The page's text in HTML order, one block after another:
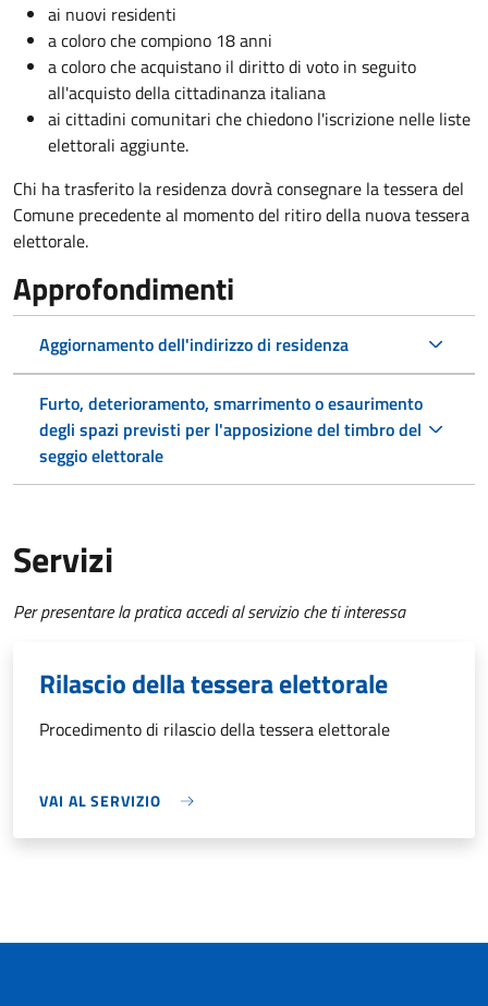
ai nuovi residenti
a coloro che compiono 18 anni
a coloro che acquistano il diritto di voto in seguito
all'acquisto della cittadinanza italiana
ai cittadini comunitari che chiedono l'iscrizione nelle liste
elettorali aggiunte.
Chi ha trasferito la residenza dovrà consegnare la tessera del
Comune precedente al momento del ritiro della nuova tessera
elettorale.
Approfondimenti
Aggiornamento dell'indirizzo di residenza
Furto, deterioramento, smarrimento o esaurimento
degli spazi previsti per l'apposizione del timbro del
seggio elettorale
Servizi
Per presentare la pratica accedi al servizio che ti interessa
Rilascio della tessera elettorale
Procedimento di rilascio della tessera elettorale
VAI AL SERVIZIO